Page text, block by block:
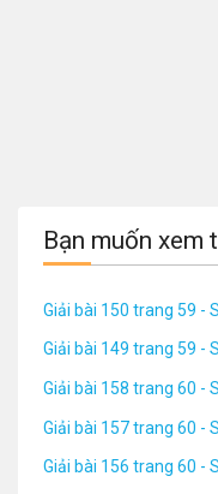
Bạn muốn xem
Giải bài 150 trang 59 -
Giải bài 149 trang 59 -
Giải bài 158 trang 60 -
Giải bài 157 trang 60 -
Giải bài 156 trang 60 -